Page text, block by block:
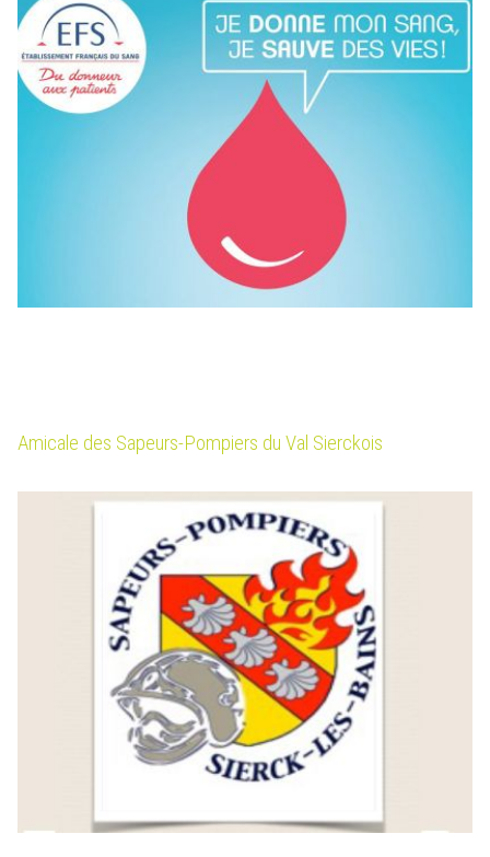
Amicale des Sapeurs-Pompiers du Val Sierckois